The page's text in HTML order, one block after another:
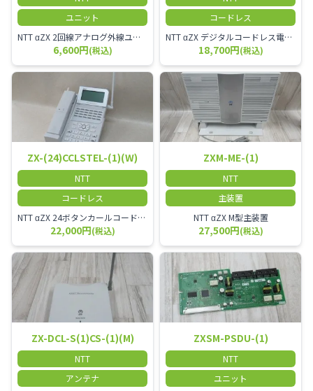
ユニット
NTT αZX 2回線アナログ外線ユニット
6,600円(税込)
コードレス
NTT αZX デジタルコードレス電話機 対応主装置及びアンテナを使用してご利用いただけます。 特に工場や倉庫等、オフィスから離れたところで作業をされている方に適しています。
18,700円(税込)
ZX-(24)CCLSTEL-(1)(W)
NTT
コードレス
NTT αZX 24ボタンカールコードレス電話機 無線タイプ、電話機と子機が離れるタイプのカールコードレス電話機です。 決裁者様等、オフィス内を頻繁に動かれる方のご使用が多いです。
22,000円(税込)
ZXM-ME-(1)
NTT
主装置
NTT αZX M型主装置
27,500円(税込)
ZX-DCL-S(1)CS-(1)(M)
NTT
アンテナ
ZXSM-PSDU-(1)
NTT
ユニット